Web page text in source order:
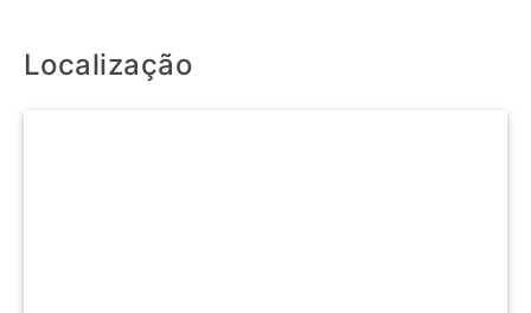
Localização